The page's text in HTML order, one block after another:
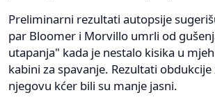
Preliminarni rezultati autopsije
par Bloomer i Morvillo umrli od
utapanja" kada je nestalo kisika u
kabini za spavanje. Rezultati obdukcije
njegovu kćer bili su manje jasni.